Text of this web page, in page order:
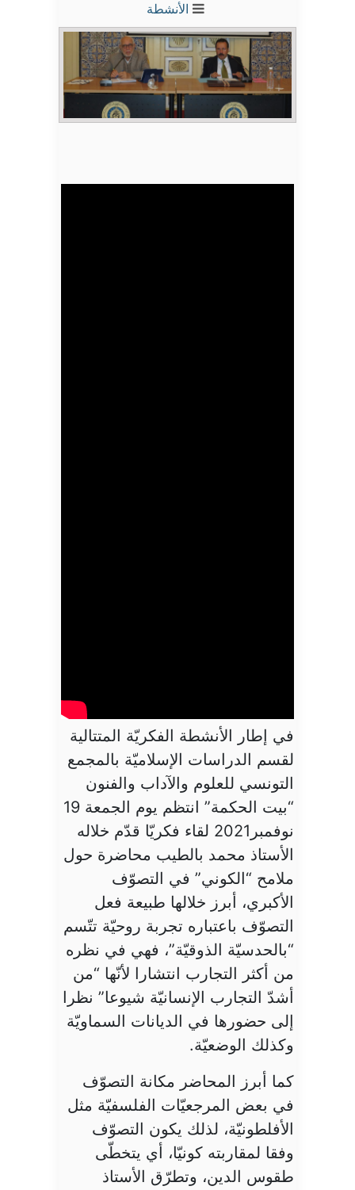
الأنشطة
في إطار الأنشطة الفكريّة المتتالية
لقسم الدراسات الإسلاميّة بالمجمع
التونسي للعلوم والآداب والفنون
“بيت الحكمة” انتظم يوم الجمعة 19
نوفمبر2021 لقاء فكريّا قدّم خلاله
الأستاذ محمد بالطيب محاضرة حول
ملامح “الكوني” في التصوّف
الأكبري، أبرز خلالها طبيعة فعل
التصوّف باعتباره تجربة روحيّة تتّسم
“بالحدسيّة الذوقيّة”، فهي في نظره
من أكثر التجارب انتشارا لأنّها “من
أشدّ التجارب الإنسانيّة شيوعا” نظرا
إلى حضورها في الديانات السماويّة
وكذلك الوضعيّة.
كما أبرز المحاضر مكانة التصوّف
في بعض المرجعيّات الفلسفيّة مثل
الأفلطونيّة، لذلك يكون التصوّف
وفقا لمقاربته كونيّا، أي يتخطّى
طقوس الدين، وتطرّق الأستاذ